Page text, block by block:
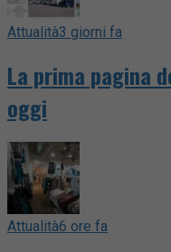
Attualità3 giorni fa
La prima pagina
oggi
Attualità6 ore fa